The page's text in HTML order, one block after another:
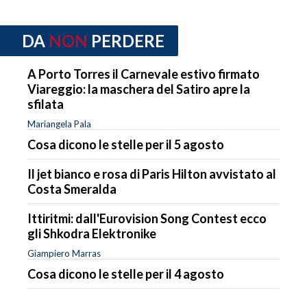
DA NON PERDERE
A Porto Torres il Carnevale estivo firmato
Viareggio: la maschera del Satiro apre la
sfilata
Mariangela Pala
Cosa dicono le stelle per il 5 agosto
Il jet bianco e rosa di Paris Hilton avvistato al
Costa Smeralda
Ittiritmi: dall'Eurovision Song Contest ecco
gli Shkodra Elektronike
Giampiero Marras
Cosa dicono le stelle per il 4 agosto